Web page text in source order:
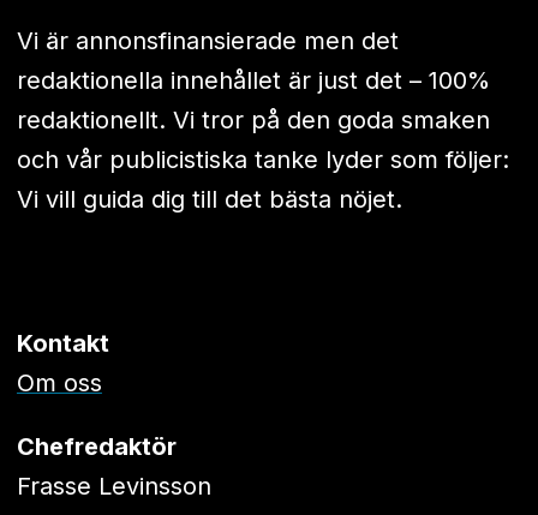
Vi är annonsfinansierade men det
redaktionella innehållet är just det – 100%
redaktionellt. Vi tror på den goda smaken
och vår publicistiska tanke lyder som följer:
Vi vill guida dig till det bästa nöjet.
Kontakt
Om oss
Chefredaktör
Frasse Levinsson